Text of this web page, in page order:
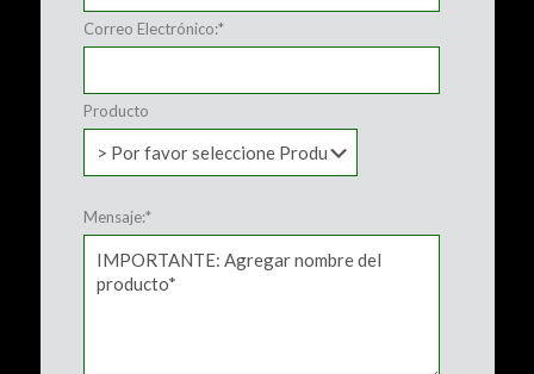
Correo Electrónico:*
Producto
Mensaje:*